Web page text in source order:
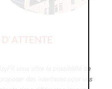
IzyFil vous offre la possibilité de
proposer des interfaces pour vos